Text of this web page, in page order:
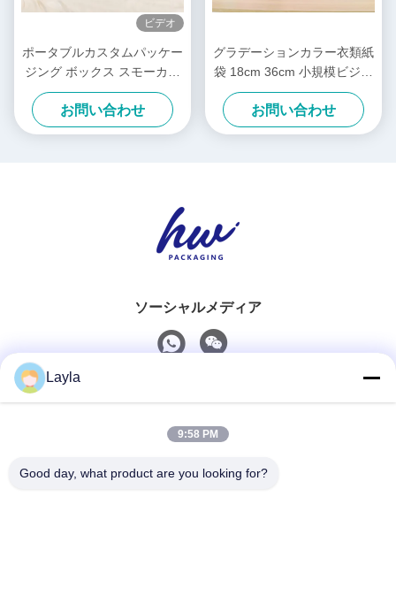
ビデオ
ポータブルカスタムパッケー
ジング ボックス スモーカー
オフセット印刷 正方形 ギフ
ト ボックス
お問い合わせ
グラデーションカラー衣類紙
袋 18cm 36cm 小規模ビジネ
ス向けカスタムパッケージ
お問い合わせ
ソーシャルメディア
0086-18688885859
Layla
9:58 PM
Good day, what product are you looking for?